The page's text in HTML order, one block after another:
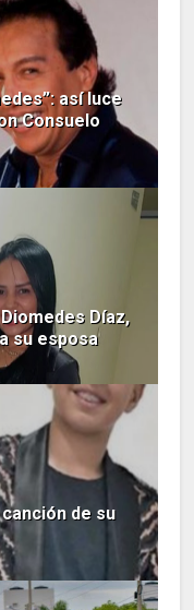
así luce
Consuelo
Díaz,
su esposa
de su